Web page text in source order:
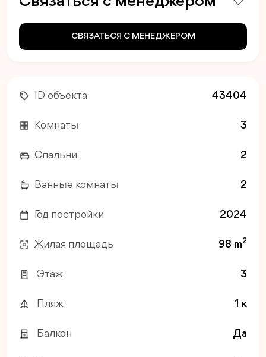
СВЯЗАТЬСЯ С МЕНЕДЖЕРОМ
ID объекта 43404
Комнаты 3
Спальни 2
Ванные комнаты 2
Год постройки 2024
Жилая площадь 98 m2
Этаж 3
Пляж 1 к
Балкон Да